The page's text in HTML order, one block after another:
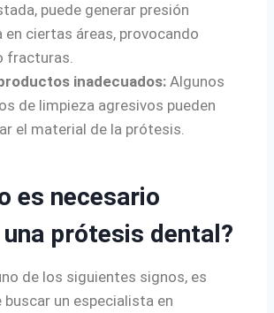
puede generar presión
en ciertas áreas, provocando
fracturas.
inadecuados:Algunos
de limpieza agresivos pueden
el material de la prótesis.
es necesario
prótesis dental?
de los siguientes signos, es
un especialista en